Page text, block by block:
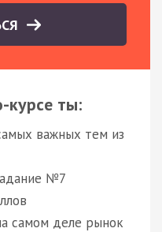
курсе ты:
важных тем из
№7
самом деле рынок